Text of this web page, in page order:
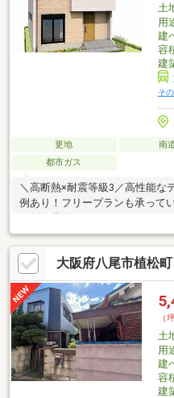
土
用
建
容
建
そ
更地 南
都市ガス
＼高断熱×耐震等級3／高性能な
例あり！フリープランも承って
（別途費用）
大阪府八尾市植松
（
土
用
建
容
建